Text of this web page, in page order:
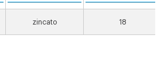
zincato 18